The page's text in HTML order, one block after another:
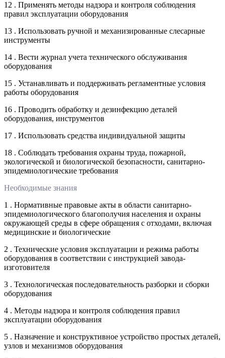
12 . Применять методы надзора и контроля соблюдения
правил эксплуатации оборудования
13 . Использовать ручной и механизированные слесарные
инструменты
14 . Вести журнал учета технического обслуживания
оборудования
15 . Устанавливать и поддерживать регламентные условия
работы оборудования
16 . Проводить обработку и дезинфекцию деталей
оборудования, инструментов
17 . Использовать средства индивидуальной защиты
18 . Соблюдать требования охраны труда, пожарной,
экологической и биологической безопасности, санитарно-
эпидемиологические требования
Необходимые знания
1 . Нормативные правовые акты в области санитарно-
эпидемиологического благополучия населения и охраны
окружающей среды в сфере обращения с отходами, включая
медицинские и биологические
2 . Технические условия эксплуатации и режима работы
оборудования в соответствии с инструкцией завода-
изготовителя
3 . Технологическая последовательность разборки и сборки
оборудования
4 . Методы надзора и контроля соблюдения правил
эксплуатации оборудования
5 . Назначение и конструктивное устройство простых деталей,
узлов и механизмов оборудования